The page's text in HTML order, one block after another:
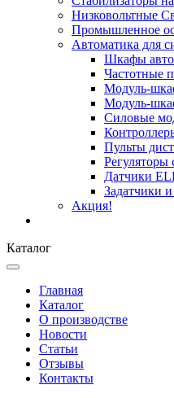
Низковольтные
Промышленное
Автоматика для
Шкафы
Частотные
Модуль-
Модуль-
Силовые
Пульты
Регуляторы
Датчики
Задатчики
Акция!
Каталог
Главная
Каталог
О производстве
Новости
Статьи
Отзывы
Контакты